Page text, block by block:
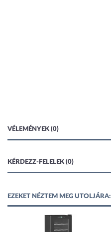
VÉLEMÉNYEK (0)
KÉRDEZZ-FELELEK (0)
EZEKET NÉZTEM MEG UTOLJÁRA: